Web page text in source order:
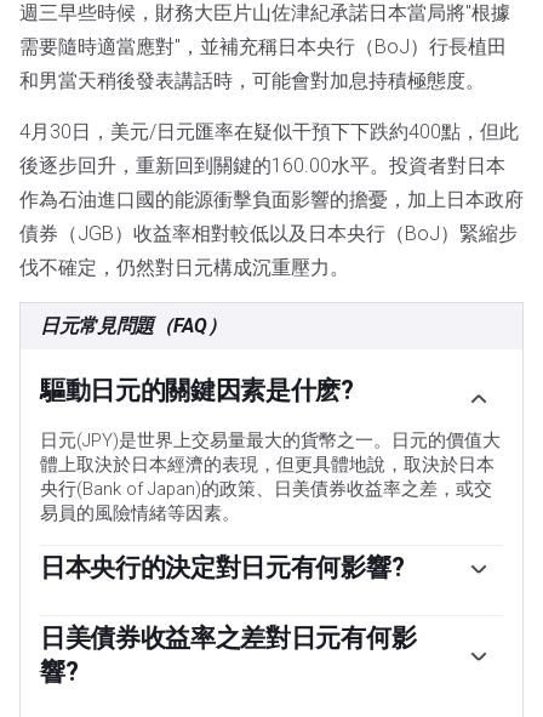
週三早些時候，財務大臣片山佐津紀承諾日本當局將"根據
需要隨時適當應對"，並補充稱日本央行（BoJ）行長植田
和男當天稍後發表講話時，可能會對加息持積極態度。
4月30日，美元/日元匯率在疑似干預下下跌約400點，但此
後逐步回升，重新回到關鍵的160.00水平。投資者對日本
作為石油進口國的能源衝擊負面影響的擔憂，加上日本政府
債券（JGB）收益率相對較低以及日本央行（BoJ）緊縮步
伐不確定，仍然對日元構成沉重壓力。
日元常見問題（FAQ）
驅動日元的關鍵因素是什麽?
日元(JPY)是世界上交易量最大的貨幣之一。日元的價值大
體上取決於日本經濟的表現，但更具體地說，取決於日本
央行(Bank of Japan)的政策、日美債券收益率之差，或交
易員的風險情緒等因素。
日本央行的決定對日元有何影響?
至關重要。日本央行有時會直接幹預外匯市場，通常是為
了降低日元的價值，不過由於主要貿易夥伴的政治擔憂，
日本央行通常不會這麽做。由於日本央行和其他主要央行
日美債券收益率之差對日元有何影
響?